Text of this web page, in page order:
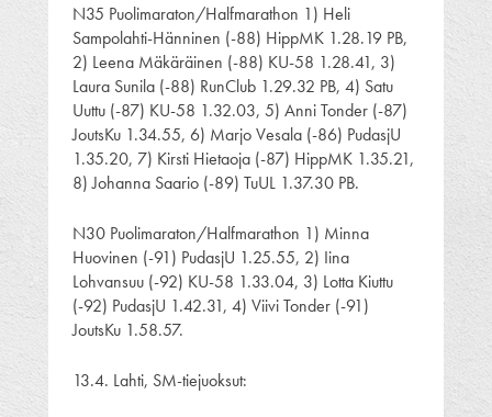
N35 Puolimaraton/Halfmarathon 1) Heli
Sampolahti-Hänninen (-88) HippMK 1.28.19 PB,
2) Leena Mäkäräinen (-88) KU-58 1.28.41, 3)
Laura Sunila (-88) RunClub 1.29.32 PB, 4) Satu
Uuttu (-87) KU-58 1.32.03, 5) Anni Tonder (-87)
JoutsKu 1.34.55, 6) Marjo Vesala (-86) PudasjU
1.35.20, 7) Kirsti Hietaoja (-87) HippMK 1.35.21,
8) Johanna Saario (-89) TuUL 1.37.30 PB.
N30 Puolimaraton/Halfmarathon 1) Minna
Huovinen (-91) PudasjU 1.25.55, 2) Iina
Lohvansuu (-92) KU-58 1.33.04, 3) Lotta Kiuttu
(-92) PudasjU 1.42.31, 4) Viivi Tonder (-91)
JoutsKu 1.58.57.
13.4. Lahti, SM-tiejuoksut: